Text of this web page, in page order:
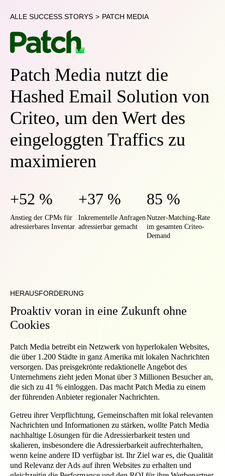
ALLE SUCCESS STORYS > PATCH MEDIA
Patch Media nutzt die
Hashed Email Solution von
Criteo, um den Wert des
eingeloggten Traffics zu
maximieren
+52 %
Anstieg der CPMs für
adressierbares Inventar
+37 %
Inkrementelle Anfragen
adressierbar gemacht
85 %
Nutzer-Matching-Rate
im gesamten Criteo-
Demand
HERAUSFORDERUNG
Proaktiv voran in eine Zukunft ohne
Cookies
Patch Media betreibt ein Netzwerk von hyperlokalen Websites,
die über 1.200 Städte in ganz Amerika mit lokalen Nachrichten
versorgen. Das preisgekrönte redaktionelle Angebot des
Unternehmens zieht jeden Monat über 3 Millionen Besucher an,
die sich zu 41 % einloggen. Das macht Patch Media zu einem
der führenden Anbieter regionaler Nachrichten.
Getreu ihrer Verpflichtung, Gemeinschaften mit lokal relevanten
Nachrichten und Informationen zu stärken, wollte Patch Media
nachhaltige Lösungen für die Adressierbarkeit testen und
skalieren, insbesondere die Adressierbarkeit aufrechterhalten,
wenn keine andere ID verfügbar ist. Ihr Ziel war es, die Qualität
und Relevanz der Ads auf ihren Websites zu erhalten und